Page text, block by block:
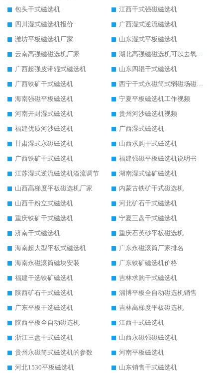
包头干式磁选机
江西干式强磁磁选机
四川湿式磁选机报价
广西湿式逆流磁选机
潍坊平板磁选机厂家
山东湿式平板磁选机
云南高强磁磁选机厂家
湖北高强磁磁选机可以去氧化铝
广西超强皮带辊式磁选机
山东四辊干式磁选机
广西铁矿干式磁选机
西宁干式永磁筒式弱磁场磁选机结构图
海南强磁平板磁选机
宁夏平板磁选机工作视频
河南开封湿式磁选机
贵州河沙磁选机视频
福建优质河沙磁选机
广西湿式磁选机
甘肃湿式永磁磁选机
山西求购干式磁选机
广西铁矿干式磁选机
福建强磁平板磁选机说明书
江苏湿式逆流磁选机溢流调节
湖南湿式锰矿磁选机
山西高梯度平板磁选机厂家
内蒙古铁矿干式磁选机
山西干粉立式磁选机
河北矿石干式磁选机
重庆铁矿干式磁选机
宁夏三盘干式磁选机
济南干式磁选机
重庆石英砂平板磁选机
海南超大型平板式磁选机
广东永磁滚筒厂家排名
海南永磁滚筒磁块安装
广东铁矿磁选机价格
福建干选铁矿磁选机
吉林求购干式磁选机
陕西矿石干式磁选机
淄博平板全自动磁选机销售
广东平板干选磁选机
吉林高梯度平板磁选机
陕西平板全自动磁选机
江西干式磁选机
浙江三盘干式磁选机
山西永磁强磁磁选机
贵州永磁筒式磁选机的参数
河南平板磁选机
河北1530平板磁选机
山东销售干式磁选机